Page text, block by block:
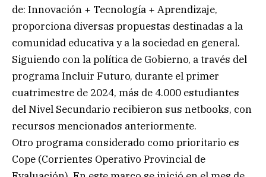
de: Innovación + Tecnología + Aprendizaje,
proporciona diversas propuestas destinadas a la
comunidad educativa y a la sociedad en general.
Siguiendo con la política de Gobierno, a través del
programa Incluir Futuro, durante el primer
cuatrimestre de 2024, más de 4.000 estudiantes
del Nivel Secundario recibieron sus netbooks, con
recursos mencionados anteriormente.
Otro programa considerado como prioritario es
Cope (Corrientes Operativo Provincial de